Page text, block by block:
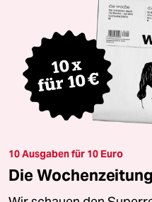
10 Ausgaben für 10 Euro
Die